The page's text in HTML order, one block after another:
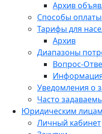
Архив
Способы
Тарифы для
Архив
Диапазоны
Вопрос-
Уведомления о
Часто
Юридическим лицам
Личный кабинет